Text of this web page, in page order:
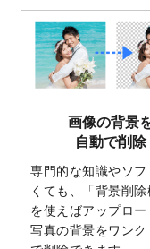
テン
2025/6/9
「背
2025/4/3
DM
た。
を追
マ
を
2025/1/15
配置
（
2024/12/24
画像の背景
自動で削除
専門的な知識やソフ
くても、「背景削除
を使えばアップロー
写真の背景をワンク